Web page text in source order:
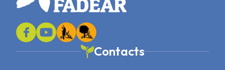
Contacts